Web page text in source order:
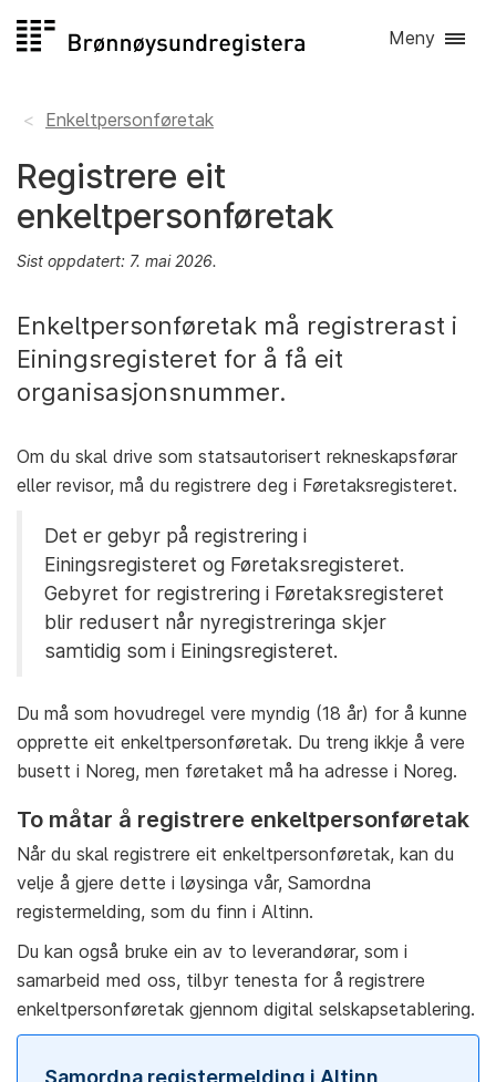
til
Meny
Enkeltpersonføretak
Registrere eit
enkeltpersonføretak
Sist oppdatert: 7. mai 2026.
Enkeltpersonføretak må registrerast i
Einingsregisteret for å få eit
organisasjonsnummer.
Om du skal drive som statsautorisert rekneskapsførar
eller revisor, må du registrere deg i Føretaksregisteret.
Det er gebyr på registrering i
Einingsregisteret og Føretaksregisteret.
Gebyret for registrering i Føretaksregisteret
blir redusert når nyregistreringa skjer
samtidig som i Einingsregisteret.
Du må som hovudregel vere myndig (18 år) for å kunne
opprette eit enkeltpersonføretak. Du treng ikkje å vere
busett i Noreg, men føretaket må ha adresse i Noreg.
To måtar å registrere enkeltpersonføretak
Når du skal registrere eit enkeltpersonføretak, kan du
velje å gjere dette i løysinga vår, Samordna
registermelding, som du finn i Altinn.
Du kan også bruke ein av to leverandørar, som i
samarbeid med oss, tilbyr tenesta for å registrere
enkeltpersonføretak gjennom digital selskapsetablering.
Samordna registermelding i Altinn